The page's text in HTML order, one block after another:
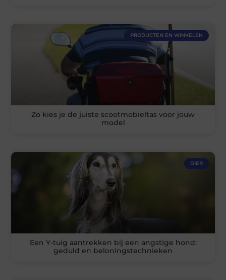
PRODUCTEN EN WINKELEN
Zo kies je de juiste scootmobieltas voor jouw
model
DIER
Een Y-tuig aantrekken bij een angstige hond:
geduld en beloningstechnieken